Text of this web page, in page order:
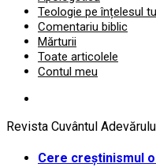
Teologie pe înțelesul
Comentariu biblic
Mărturii
Toate articolele
Contul meu
Revista Cuvântul
Cere creștinismul